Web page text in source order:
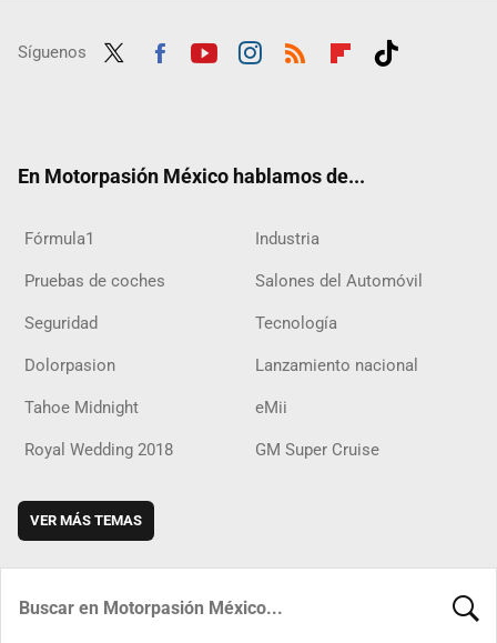
Síguenos
En Motorpasión México hablamos de...
Fórmula1 Industria
Pruebas de coches Salones del Automóvil
Seguridad Tecnología
Dolorpasion Lanzamiento nacional
Tahoe Midnight eMii
Royal Wedding 2018 GM Super Cruise
VER MÁS TEMAS